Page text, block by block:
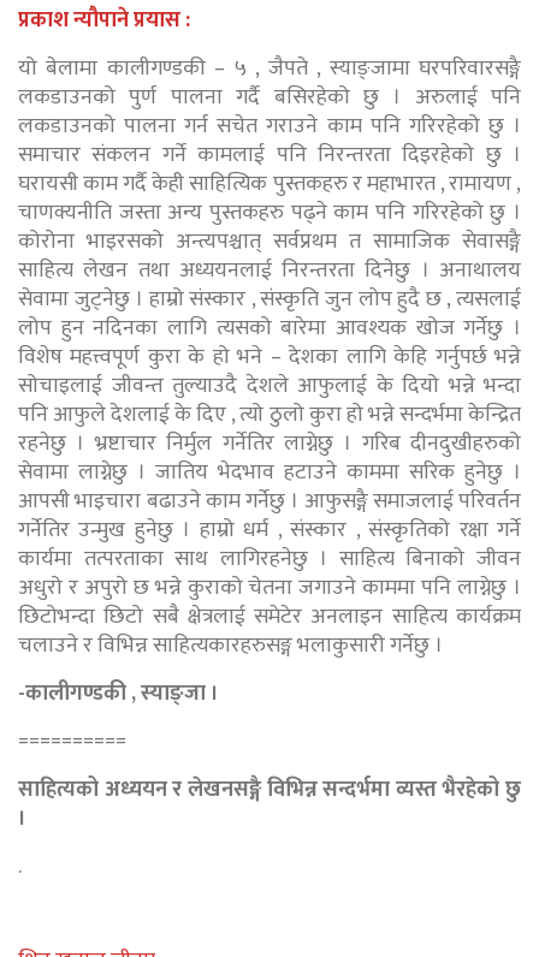
प्रकाश न्यौपाने प्रयास :
यो बेलामा कालीगण्डकी – ५ , जैपते , स्याङ्जामा घरपरिवारसङ्गै
लकडाउनको पुर्ण पालना गर्दै बसिरहेको छु । अरुलाई पनि
लकडाउनको पालना गर्न सचेत गराउने काम पनि गरिरहेको छु ।
समाचार संकलन गर्ने कामलाई पनि निरन्तरता दिइरहेको छु ।
घरायसी काम गर्दै केही साहित्यिक पुस्तकहरु र महाभारत , रामायण ,
चाणक्यनीति जस्ता अन्य पुस्तकहरु पढ्ने काम पनि गरिरहेको छु ।
कोरोना भाइरसको अन्त्यपश्चात् सर्वप्रथम त सामाजिक सेवासङ्गै
साहित्य लेखन तथा अध्ययनलाई निरन्तरता दिनेछु । अनाथालय
सेवामा जुट्नेछु । हाम्रो संस्कार , संस्कृति जुन लोप हुदै छ , त्यसलाई
लोप हुन नदिनका लागि त्यसको बारेमा आवश्यक खोज गर्नेछु ।
विशेष महत्त्वपूर्ण कुरा के हो भने – देशका लागि केहि गर्नुपर्छ भन्ने
सोचाइलाई जीवन्त तुल्याउदै देशले आफुलाई के दियो भन्ने भन्दा
पनि आफुले देशलाई के दिए , त्यो ठुलो कुरा हो भन्ने सन्दर्भमा केन्द्रित
रहनेछु । भ्रष्टाचार निर्मुल गर्नेतिर लाग्नेछु । गरिब दीनदुखीहरुको
सेवामा लाग्नेछु । जातिय भेदभाव हटाउने काममा सरिक हुनेछु ।
आपसी भाइचारा बढाउने काम गर्नेछु । आफुसङ्गै समाजलाई परिवर्तन
गर्नेतिर उन्मुख हुनेछु । हाम्रो धर्म , संस्कार , संस्कृतिको रक्षा गर्ने
कार्यमा तत्परताका साथ लागिरहनेछु । साहित्य बिनाको जीवन
अधुरो र अपुरो छ भन्ने कुराको चेतना जगाउने काममा पनि लाग्नेछु ।
छिटोभन्दा छिटो सबै क्षेत्रलाई समेटेर अनलाइन साहित्य कार्यक्रम
चलाउने र विभिन्न साहित्यकारहरुसङ्ग भलाकुसारी गर्नेछु ।
-कालीगण्डकी , स्याङ्जा ।
==========
साहित्यको अध्ययन र लेखनसङ्गै विभिन्न सन्दर्भमा व्यस्त भैरहेको छु
।
.